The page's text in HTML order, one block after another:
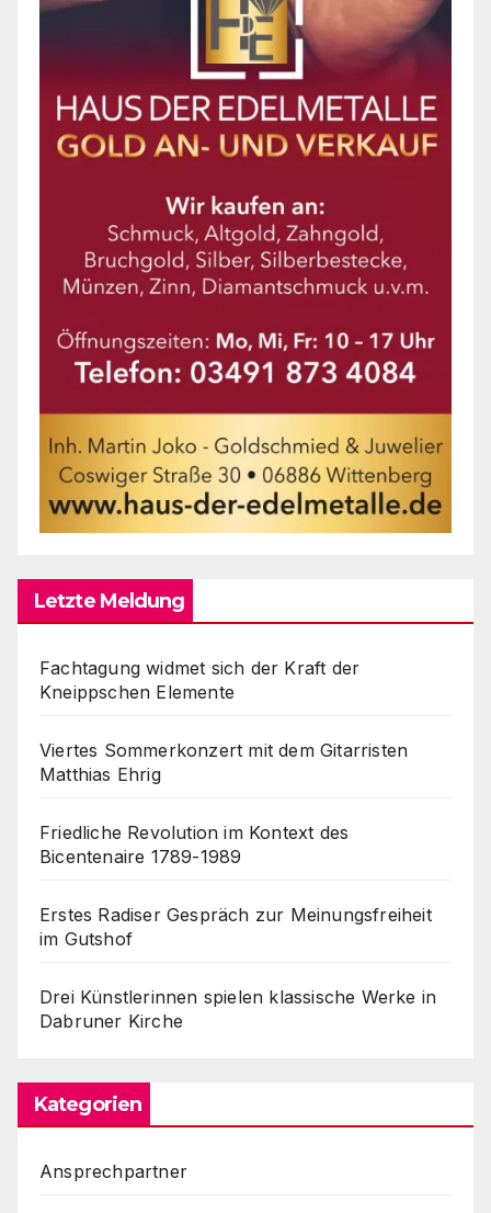
Letzte Meldung
Fachtagung widmet sich der Kraft der
Kneippschen Elemente
Viertes Sommerkonzert mit dem Gitarristen
Matthias Ehrig
Friedliche Revolution im Kontext des
Bicentenaire 1789-1989
Erstes Radiser Gespräch zur Meinungsfreiheit
im Gutshof
Drei Künstlerinnen spielen klassische Werke in
Dabruner Kirche
Kategorien
Ansprechpartner